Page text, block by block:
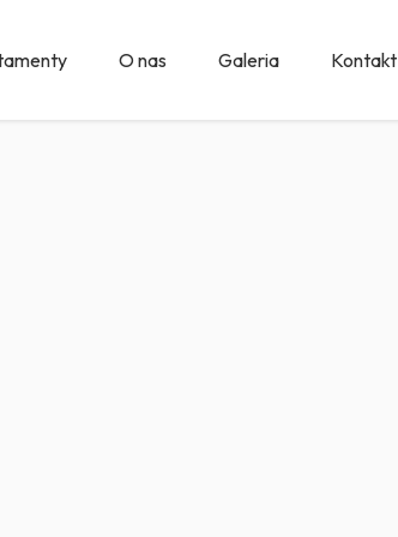
O nas Galeria Kontakt